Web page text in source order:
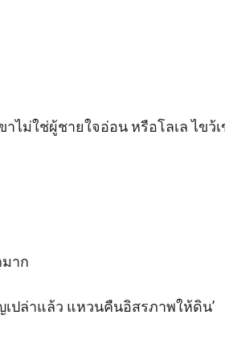
ไม่ใช่ผู้ชายใจอ่อน หรือโลเล ไขว้
าก
ปล่าแล้ว แหวนคืนอิสรภาพให้ดิน’